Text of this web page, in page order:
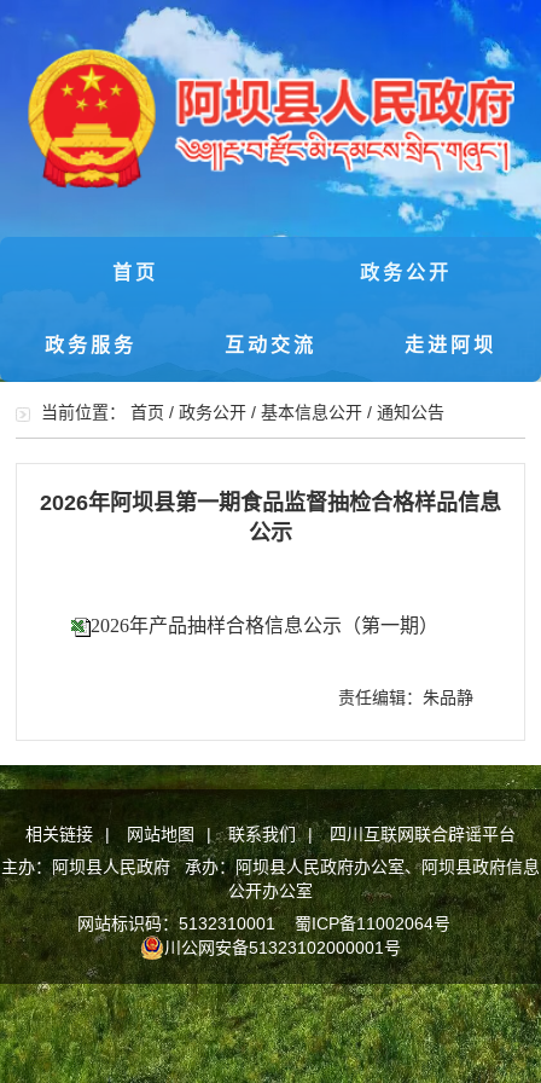
首页 政务公开
政务服务 互动交流 走进阿坝
当前位置：首页 /政务公开 /基本信息公开 /通知公告
2026年阿坝县第一期食品监督抽检合格样品信息
公示
2026年产品抽样合格信息公示（第一期）
责任编辑：朱品静
相关链接 | 网站地图 | 联系我们 |
四川互联网联合辟谣平台
主办：阿坝县人民政府 承办：阿坝县人民政府办公室、阿坝县政府信息
公开办公室
网站标识码：5132310001蜀ICP备11002064号
川公网安备51323102000001号